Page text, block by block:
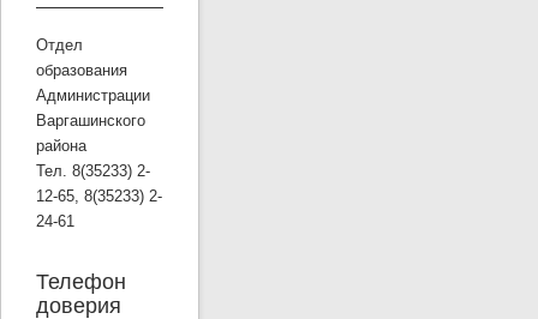
Отдел
образования
Администрации
Варгашинского
района
Тел. 8(35233) 2-
12-65, 8(35233) 2-
24-61
Телефон
доверия